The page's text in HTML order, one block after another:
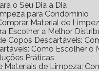
o Seu Dia a Dia
para Condomínio
Material de
Escolher a Melhor
Copos Descartáveis:
Como Escolher o
Práticas
Materiais de Limpeza: